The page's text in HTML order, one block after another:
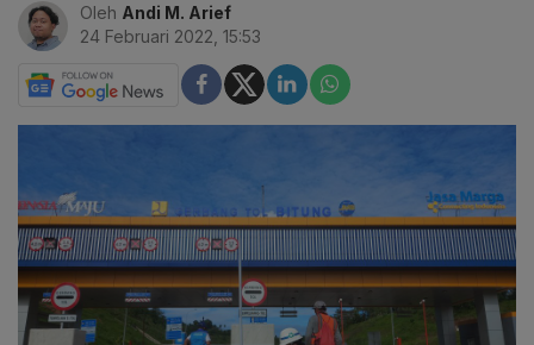
Oleh Andi M. Arief
24 Februari 2022, 15:53